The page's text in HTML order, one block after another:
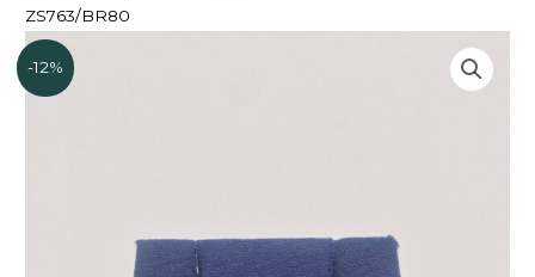
ZS763/BR80
-12%